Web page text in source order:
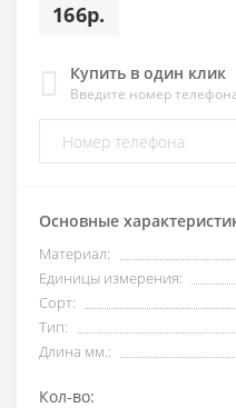
166р.
Купить в один клик
Введите номер
Основные
Материал:
Единицы измерения:
Сорт:
Тип:
Длина мм.:
Кол-во: